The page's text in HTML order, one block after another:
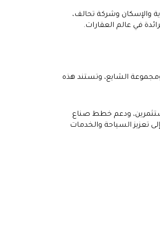
والإسكان وشركة تحالف،
في عالم العقارات.
ومجموعة الفوزان ومجموعة الشايع، وتستند هذه
ودعم خطط صناع
تعزيز السياحة والخدمات